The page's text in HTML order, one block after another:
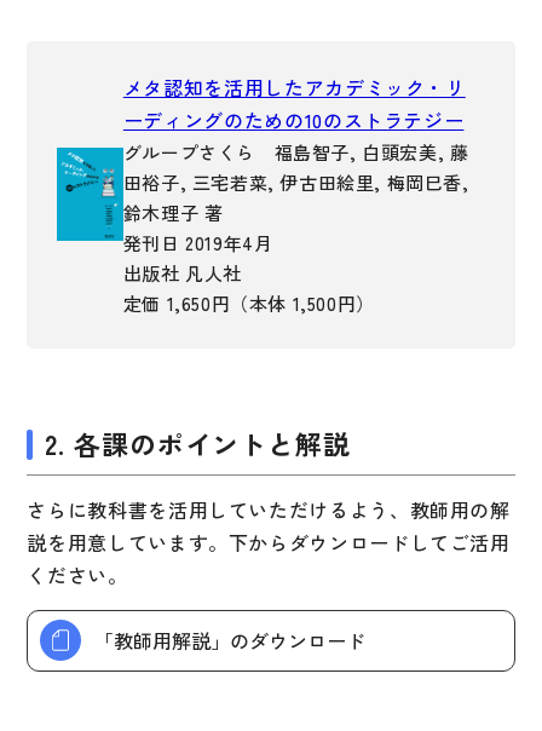
お問い合わせ
書店様向け
表記（かな・漢字）
練習問題
日本語能力試験対策
日本留学試験対策
各種試験対策
日本語学習関連副読本
日本事情
定期刊行物
視聴覚・補助教材
ビデオ・ＤＶＤ
コンピューター
メタ認知を活用したアカデミック・リ
ーディングのための10のストラテジー
グループさくら 福島智子, 白頭宏美, 藤
田裕子, 三宅若菜, 伊古田絵里, 梅岡巳香,
鈴木理子 著
発刊日 2019年4月
出版社 凡人社
定価 1,650円（本体 1,500円）
2. 各課のポイントと解説
さらに教科書を活用していただけるよう、教師用の解
説を用意しています。下からダウンロードしてご活用
ください。
「教師用解説」のダウンロード